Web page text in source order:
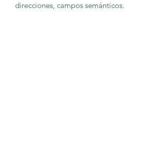
direcciones, campos semánticos.